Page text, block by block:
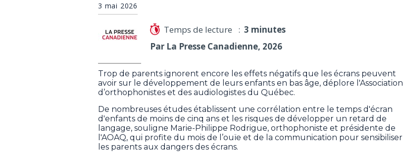
3 mai 2026
Temps de lecture : 3 minutes
Par La Presse Canadienne, 2026
Trop de parents ignorent encore les effets négatifs que les écrans peuvent
avoir sur le développement de leurs enfants en bas âge, déplore l'Association
d’orthophonistes et des audiologistes du Québec.
De nombreuses études établissent une corrélation entre le temps d'écran
d'enfants de moins de cinq ans et les risques de développer un retard de
langage, souligne Marie-Philippe Rodrigue, orthophoniste et présidente de
l'AOAQ, qui profite du mois de l’ouïe et de la communication pour sensibiliser
les parents aux dangers des écrans.